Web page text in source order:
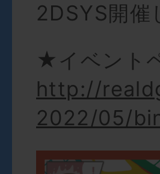
2DSYS開催
★イベント
http://
2022/05/